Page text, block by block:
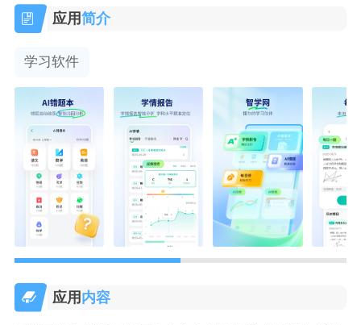
应用简介
学习软件
应用 内容